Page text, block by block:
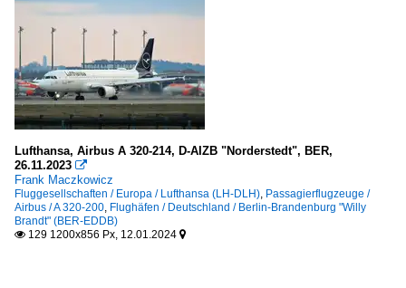
Lufthansa, Airbus A 320-214, D-AIZB "Norderstedt", BER,
26.11.2023 
Frank Maczkowicz
Fluggesellschaften / Europa / Lufthansa (LH-DLH), Passagierflugzeuge /
Airbus / A 320-200, Flughäfen / Deutschland / Berlin-Brandenburg "Willy
Brandt" (BER-EDDB)
 129 1200x856 Px, 12.01.2024 